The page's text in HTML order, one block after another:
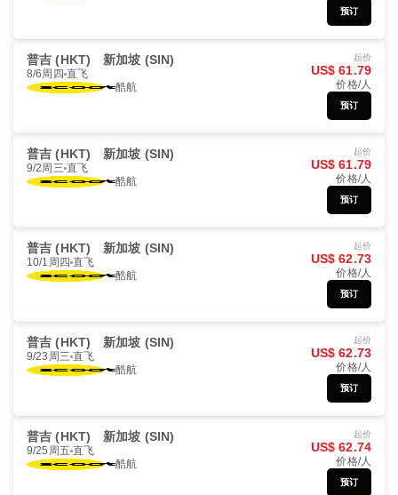
预订
普吉 (HKT) 新加坡 (SIN)
8/6周四 直飞
酷航
起价
US$ 61.79
价格/人
预订
普吉 (HKT) 新加坡 (SIN)
9/2周三 直飞
酷航
起价
US$ 61.79
价格/人
预订
普吉 (HKT) 新加坡 (SIN)
10/1周四 直飞
酷航
起价
US$ 62.73
价格/人
预订
普吉 (HKT) 新加坡 (SIN)
9/23周三 直飞
酷航
起价
US$ 62.73
价格/人
预订
普吉 (HKT) 新加坡 (SIN)
9/25周五 直飞
酷航
起价
US$ 62.74
价格/人
预订